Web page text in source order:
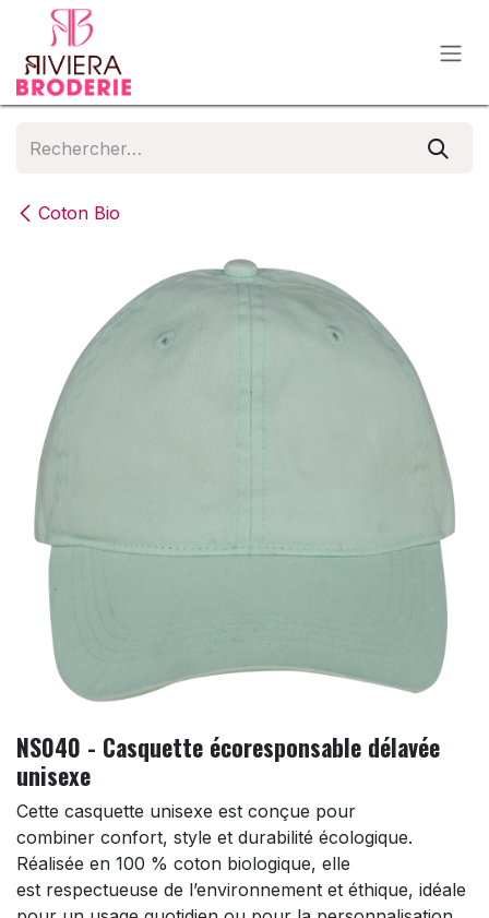
Se rendre au contenu
Coton Bio
NS040 - Casquette écoresponsable délavée
unisexe
Cette casquette unisexe est conçue pour
combiner confort, style et durabilité écologique.
Réalisée en 100 % coton biologique, elle
est respectueuse de l’environnement et éthique, idéale